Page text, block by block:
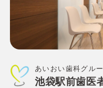
あいおい歯科グル
池袋駅前歯医